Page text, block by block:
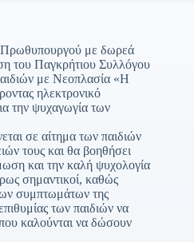
Πρωθυπουργού με δωρεά
του Παγκρήτιου Συλλόγου
με Νεοπλασία «Η
ηλεκτρονικό
την ψυχαγωγία των
σε αίτημα των παιδιών
τους και θα βοηθήσει
και την καλή ψυχολογία
σημαντικοί, καθώς
συμπτωμάτων της
των παιδιών να
καλούνται να δώσουν